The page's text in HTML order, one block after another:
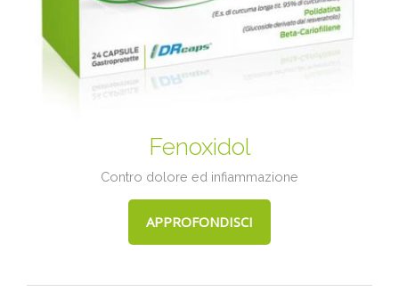
Fenoxidol
Contro dolore ed infiammazione
APPROFONDISCI